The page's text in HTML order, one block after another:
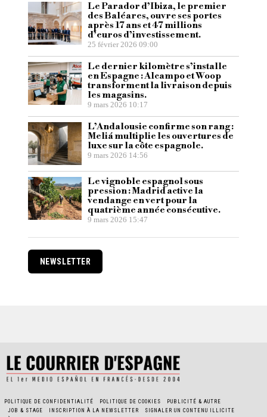
Le Parador d’Ibiza, le premier
des Baléares, ouvre ses portes
après 17 ans et 47 millions
d’euros d’investissement.
25 février 2026 09:00
Le dernier kilomètre s’installe
en Espagne : Alcampo et Woop
transforment la livraison depuis
les magasins.
9 mars 2026 10:17
L’Andalousie confirme son rang :
Meliá multiplie les ouvertures de
luxe sur la côte espagnole.
9 mars 2026 14:56
Le vignoble espagnol sous
pression : Madrid active la
vendange en vert pour la
quatrième année consécutive.
9 mars 2026 15:47
NEWSLETTER
POLITIQUE DE CONFIDENTIALITÉ POLITIQUE DE COOKIES
PUBLICITÉ & AUTRE
JOB & STAGE
INSCRIPTION À LA NEWSLETTER
SIGNALER UN CONTENU ILLICITE